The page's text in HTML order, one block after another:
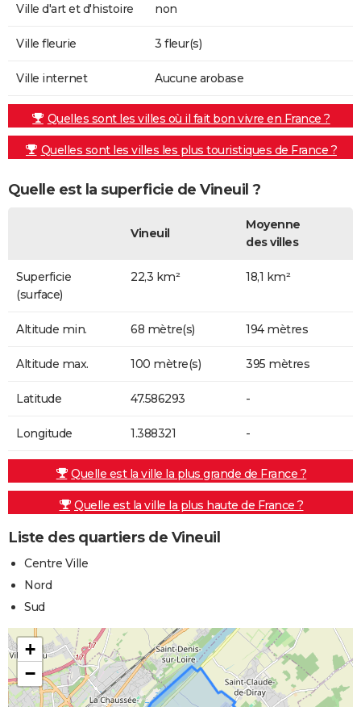
Ville d'art et d'histoire non
Ville fleurie 3 fleur(s)
Ville internet Aucune arobase
Quelles sont les villes où il fait bon vivre en France ?
Quelles sont les villes les plus touristiques de France ?
Quelle est la superficie de Vineuil ?
Vineuil
Moyenne
des villes
Superficie
(surface)
22,3 km² 18,1 km²
Altitude min. 68 mètre(s) 194 mètres
Altitude max. 100 mètre(s) 395 mètres
Latitude 47.586293 -
Longitude 1.388321 -
Quelle est la ville la plus grande de France ?
Quelle est la ville la plus haute de France ?
Liste des quartiers de Vineuil
Centre Ville
Nord
Sud
+
−